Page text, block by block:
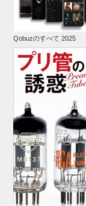
Qobuzのすべて 2025